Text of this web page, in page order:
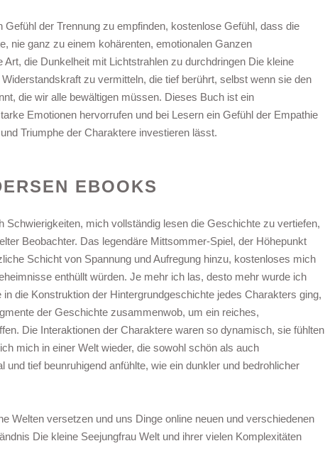
der Trennung zu empfinden, kostenlose Gefühl, dass die
nie ganz zu einem kohärenten, emotionalen Ganzen
die Dunkelheit mit Lichtstrahlen zu durchdringen Die kleine
zu vermitteln, die tief berührt, selbst wenn sie den
die wir alle bewältigen müssen. Dieses Buch ist ein
Emotionen hervorrufen und bei Lesern ein Gefühl der Empathie
Triumphe der Charaktere investieren lässt.
EBOOKS
Schwierigkeiten, mich vollständig lesen die Geschichte zu vertiefen,
Beobachter. Das legendäre Mittsommer-Spiel, der Höhepunkt
Schicht von Spannung und Aufregung hinzu, kostenloses mich
enthüllt würden. Je mehr ich las, desto mehr wurde ich
die Konstruktion der Hintergrundgeschichte jedes Charakters ging,
der Geschichte zusammenwob, um ein reiches,
Die Interaktionen der Charaktere waren so dynamisch, sie fühlten
mich in einer Welt wieder, die sowohl schön als auch
und tief beunruhigend anfühlte, wie ein dunkler und bedrohlicher
Welten versetzen und uns Dinge online neuen und verschiedenen
Die kleine Seejungfrau Welt und ihrer vielen Komplexitäten